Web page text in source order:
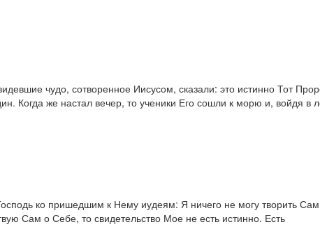
чудо, сотворенное Иисусом, сказали: это истинно Тот
Когда же настал вечер, то ученики Его сошли к морю и, войдя в
ко пришедшим к Нему иудеям: Я ничего не могу творить
Сам о Себе, то свидетельство Мое не есть истинно. Есть